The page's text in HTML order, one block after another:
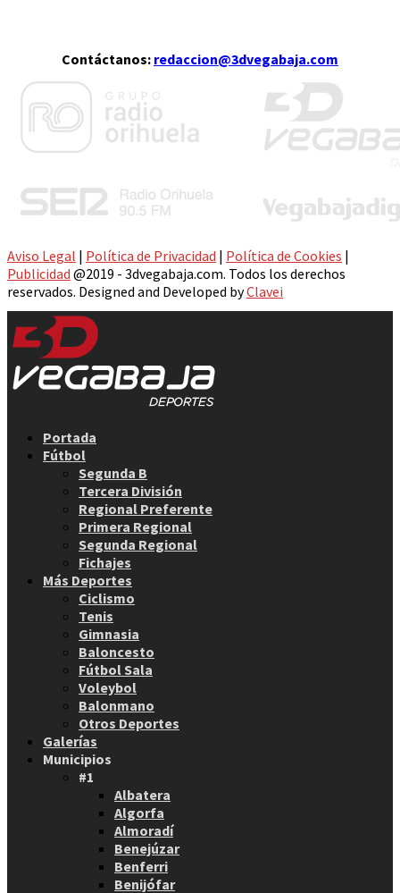
Contáctanos: redaccion@3dvegabaja.com
Aviso Legal | Política de Privacidad | Política de Cookies |
Publicidad @2019 - 3dvegabaja.com. Todos los derechos
reservados. Designed and Developed byClavei
Portada
Fútbol
Segunda B
Tercera División
Regional Preferente
Primera Regional
Segunda Regional
Fichajes
Más Deportes
Ciclismo
Tenis
Gimnasia
Baloncesto
Fútbol Sala
Voleybol
Balonmano
Otros Deportes
Galerías
Municipios
#1
Albatera
Algorfa
Almoradí
Benejúzar
Benferri
Benijófar